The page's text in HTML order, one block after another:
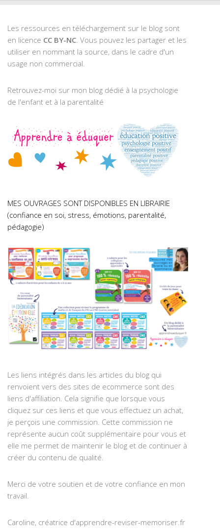
Les ressources en téléchargement sur le blog sont
en licence CC BY-NC . Vous pouvez les partager et les
utiliser en nommant la source, dans le cadre d'un
usage non commercial.
Retrouvez-moi sur mon blog dédié à la psychologie
de l'enfant et à la parentalité
MES OUVRAGES SONT DISPONIBLES EN LIBRAIRIE
(confiance en soi, stress, émotions, parentalité,
pédagogie)
Les liens intégrés dans les articles du blog qui
renvoient vers des sites de ecommerce sont des
liens d'affiliation. Cela signifie que lorsque vous
cliquez sur ces liens et que vous effectuez un achat,
je perçois une commission. Cette commission ne
représente aucun coût supplémentaire pour vous et
elle me permet de maintenir le blog et de continuer à
créer du contenu de qualité.
Merci de votre soutien et de votre confiance en mon
travail.
Caroline, créatrice d'apprendre-reviser-memoriser.fr